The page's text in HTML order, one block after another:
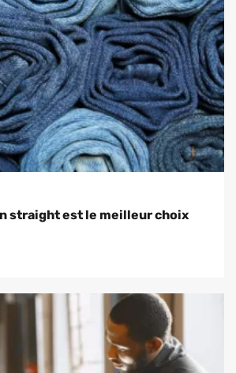
straight est le meilleur choix